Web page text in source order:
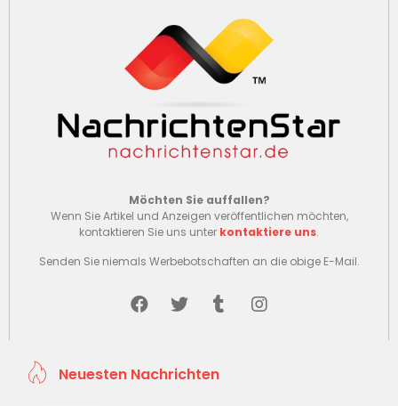
Möchten Sie auffallen?
Wenn Sie Artikel und Anzeigen veröffentlichen möchten,
kontaktieren Sie uns unter kontaktiere uns.
Senden Sie niemals Werbebotschaften an die obige E-Mail.
Neuesten Nachrichten